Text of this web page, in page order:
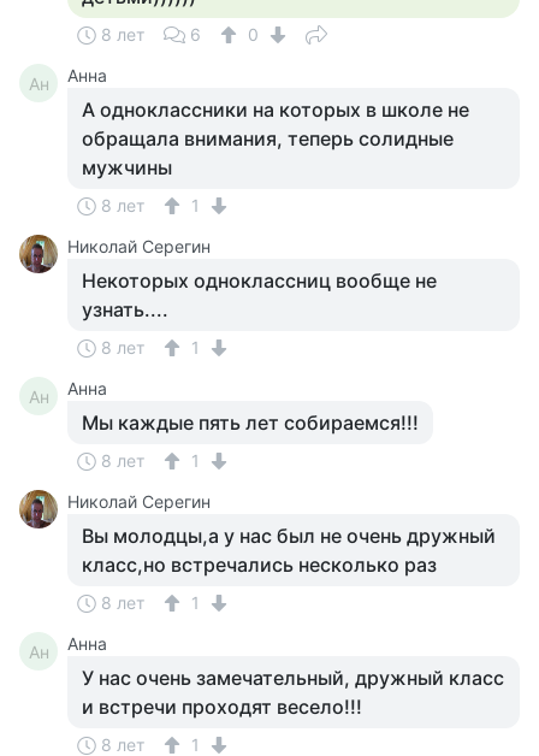
8 лет 6 0
Ан Анна
А одноклассники на которых в школе не
обращала внимания, теперь солидные
мужчины
8 лет
1
Николай Серегин
Некоторых одноклассниц вообще не
узнать....
8 лет 1
Ан Анна
Мы каждые пять лет собираемся!!!
8 лет
1
Николай Серегин
Вы молодцы,а у нас был не очень дружный
класс,но встречались несколько раз
8 лет 1
Ан Анна
У нас очень замечательный, дружный класс
и встречи проходят весело!!!
8 лет
1